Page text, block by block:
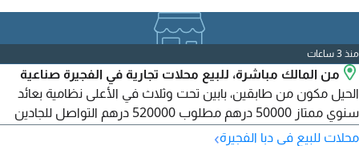
منذ 3 ساعات
من المالك مباشرة، للبيع محلات تجارية في الفجيرة صناعية
الحيل مكون من طابقين، بابين تحت وثلاث في الأعلى نظامية بعائد
سنوي ممتاز 50000 درهم مطلوب 520000 درهم التواصل للجادين
فقط
محلات للبيع في دبا الفجيرة›